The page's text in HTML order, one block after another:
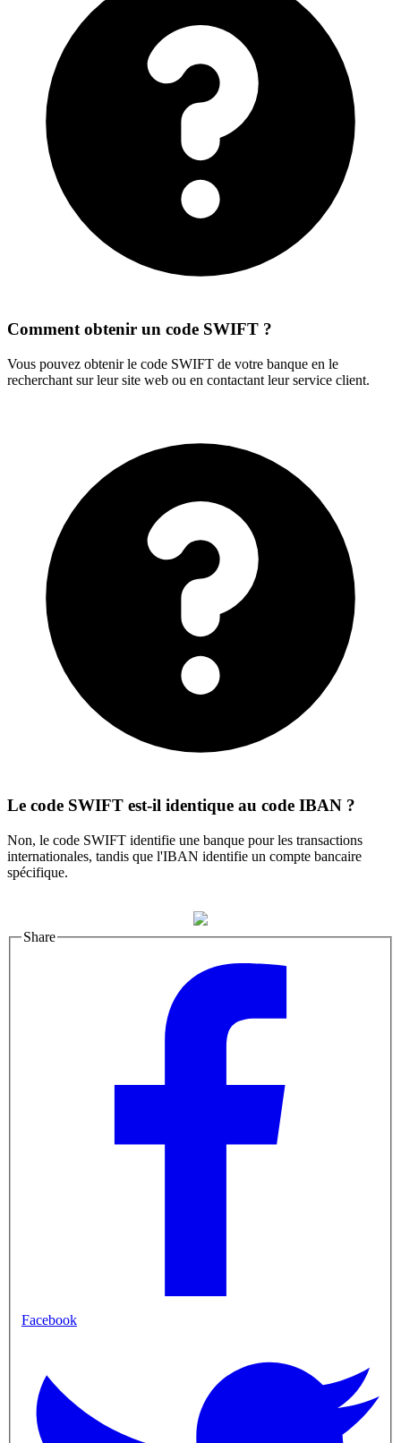
Comment obtenir un code SWIFT ?
Vous pouvez obtenir le code SWIFT de votre banque en le
recherchant sur leur site web ou en contactant leur service client.
Le code SWIFT est-il identique au code IBAN ?
Non, le code SWIFT identifie une banque pour les transactions
internationales, tandis que l'IBAN identifie un compte bancaire
spécifique.
Share
Facebook